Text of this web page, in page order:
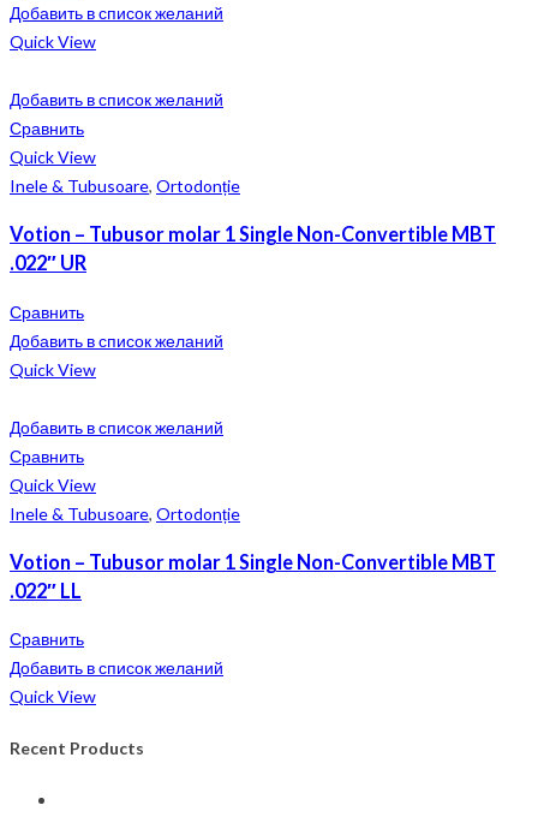
Добавить в список желаний
Quick View
Добавить в список желаний
Сравнить
Quick View
Inele & Tubusoare, Ortodonție
Votion – Tubusor molar 1 Single Non-Convertible MBT
.022″ UR
Сравнить
Добавить в список желаний
Quick View
Добавить в список желаний
Сравнить
Quick View
Inele & Tubusoare, Ortodonție
Votion – Tubusor molar 1 Single Non-Convertible MBT
.022″ LL
Сравнить
Добавить в список желаний
Quick View
Recent Products